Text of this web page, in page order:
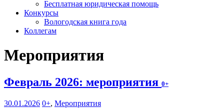
Бесплатная юридическая помощь
Конкурсы
Вологодская книга года
Коллегам
Мероприятия
Февраль 2026: мероприятия 0+
30.01.2026 0+, Мероприятия